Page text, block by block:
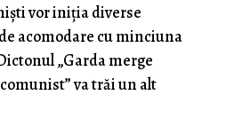
vor iniția diverse
acomodare cu minciuna
„Garda merge
va trăi un alt